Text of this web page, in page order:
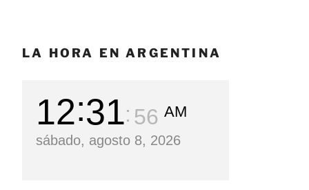
LA HORA EN ARGENTINA
12 31 57 AM
sábado, agosto 8, 2026